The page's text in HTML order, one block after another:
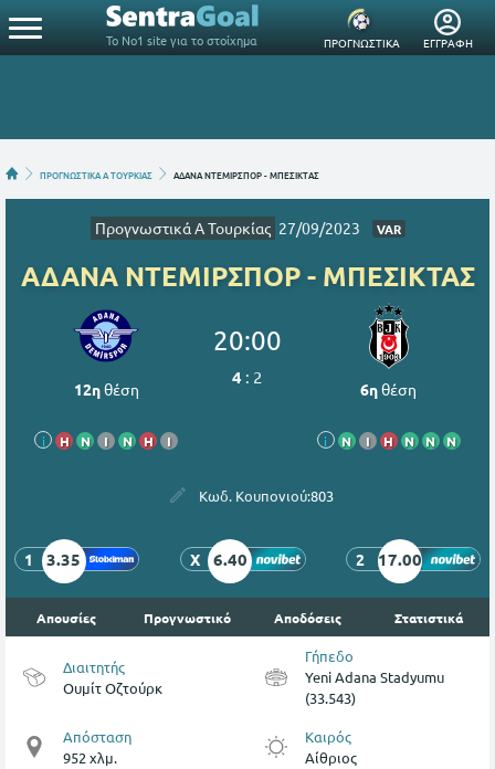
Το Νο1 site για το στοίχημα ΠΡΟΓΝΩΣΤΙΚΑ ΕΓΓΡΑΦΗ
ΠΡΟΓΝΩΣΤΙΚΑ Α ΤΟΥΡΚΙΑΣ ΑΔΑΝΑ ΝΤΕΜΙΡΣΠΟΡ - ΜΠΕΣΙΚΤΑΣ
Προγνωστικά Α Τουρκίας 27/09/2023 VAR
ΑΔΑΝΑ ΝΤΕΜΙΡΣΠΟΡ - ΜΠΕΣΙΚΤΑΣ
12ηθέση
i Η Ν Ι Ν Η Ι
20:00
4 : 2
6ηθέση
i Ν Ι Η Ν Ν Ν
Κωδ. Κουπονιού:803
1 3.35 X 6.40 2 17.00
Απουσίες Προγνωστικό Αποδόσεις Στατιστικά
Διαιτητής
Ουμίτ Οζτούρκ
Γήπεδο
Yeni Adana Stadyumu
(33.543)
Απόσταση
952 χλμ.
Καιρός
Αίθριος